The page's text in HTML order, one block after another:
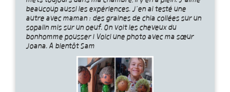
beaucoup aussi les expériences. J’en ai testé une
autre avec maman : des graines de chia collées sur un
sopalin mis sur un oeuf. On voit les cheveux du
bonhomme pousser ! Voici une photo avec ma sœur
Joana. A bientôt Sam